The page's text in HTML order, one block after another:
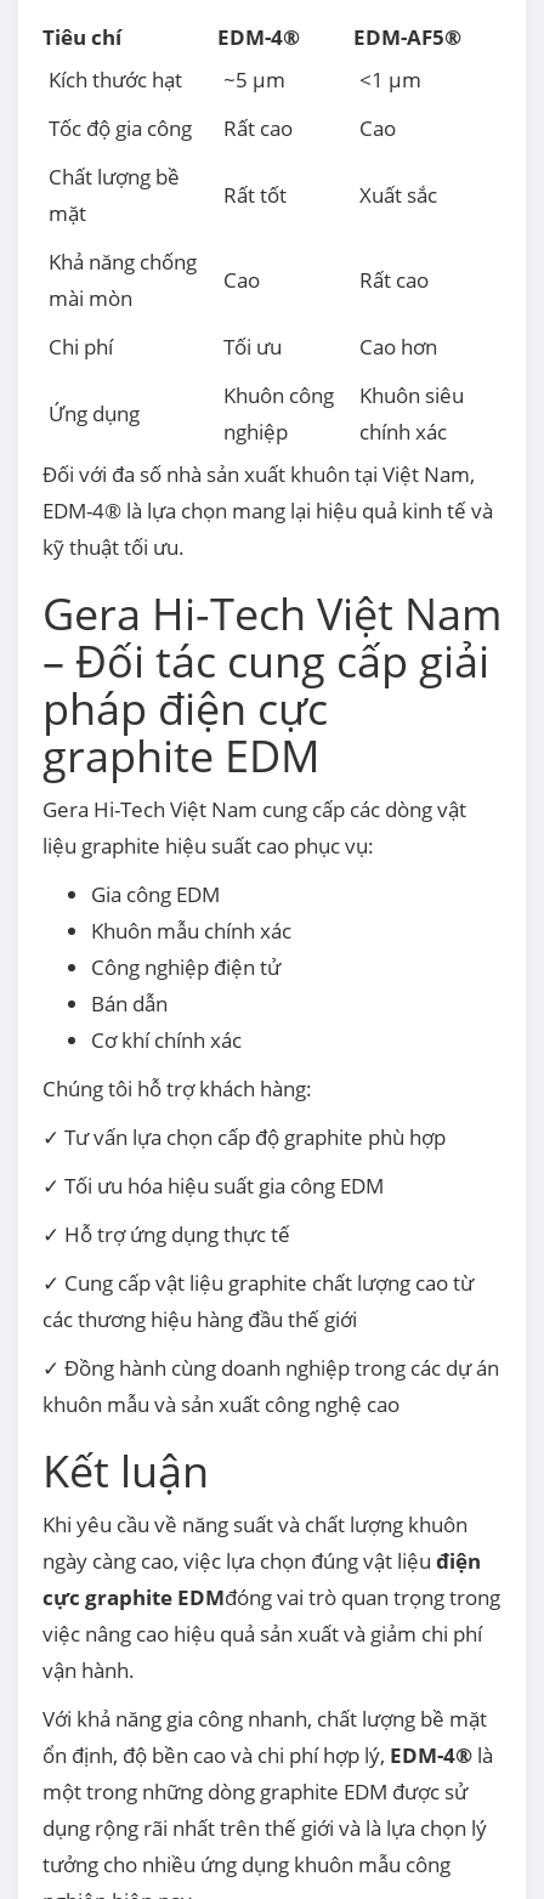
Tiêu chí EDM-4®
EDM-AF5®
Kích thước hạt
~5 µm
<1 µm
Tốc độ gia công
Rất cao
Cao
Chất lượng bề
mặt
Rất tốt Xuất sắc
Khả năng chống
mài mòn
Cao Rất cao
Chi phí Tối ưu Cao hơn
Ứng dụng
Khuôn công
nghiệp
Khuôn siêu
chính xác
Đối với đa số nhà sản xuất khuôn tại Việt Nam,
EDM-4® là lựa chọn mang lại hiệu quả kinh tế và
kỹ thuật tối ưu.
Gera Hi-Tech Việt Nam
– Đối tác cung cấp giải
pháp điện cực
graphite EDM
Gera Hi-Tech Việt Nam cung cấp các dòng vật
liệu graphite hiệu suất cao phục vụ:
Gia công EDM
Khuôn mẫu chính xác
Công nghiệp điện tử
Bán dẫn
Cơ khí chính xác
Chúng tôi hỗ trợ khách hàng:
✓ Tư vấn lựa chọn cấp độ graphite phù hợp
✓ Tối ưu hóa hiệu suất gia công EDM
✓ Hỗ trợ ứng dụng thực tế
✓ Cung cấp vật liệu graphite chất lượng cao từ
các thương hiệu hàng đầu thế giới
✓ Đồng hành cùng doanh nghiệp trong các dự án
khuôn mẫu và sản xuất công nghệ cao
Kết luận
Khi yêu cầu về năng suất và chất lượng khuôn
ngày càng cao, việc lựa chọn đúng vật liệu điện
cực graphite EDMđóng vai trò quan trọng trong
việc nâng cao hiệu quả sản xuất và giảm chi phí
vận hành.
Với khả năng gia công nhanh, chất lượng bề mặt
ổn định, độ bền cao và chi phí hợp lý, EDM-4® là
một trong những dòng graphite EDM được sử
dụng rộng rãi nhất trên thế giới và là lựa chọn lý
tưởng cho nhiều ứng dụng khuôn mẫu công